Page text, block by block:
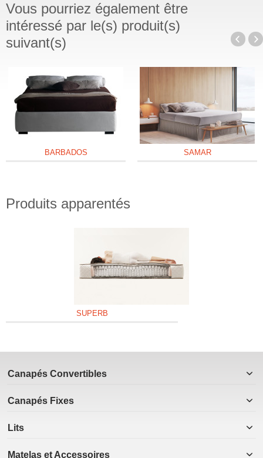
Vous pourriez également être
intéressé par le(s) produit(s)
suivant(s)
BARBADOS SAMAR
Produits apparentés
SUPERB
Canapés Convertibles
Canapés Fixes
Lits
Matelas et Accessoires